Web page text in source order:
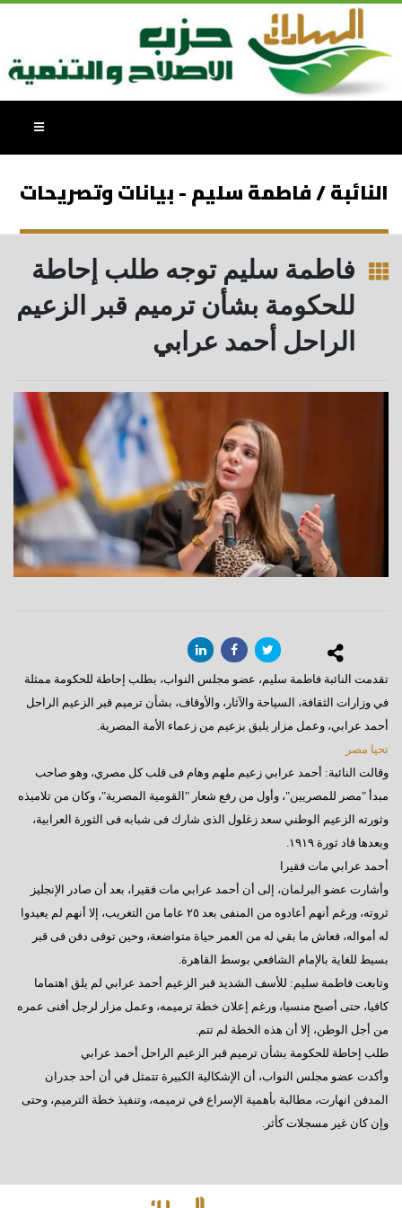
النائبة / فاطمة سليم - بيانات وتصريحات
فاطمة سليم توجه طلب إحاطة
للحكومة بشأن ترميم قبر الزعيم
الراحل أحمد عرابي
تقدمت النائبة فاطمة سليم، عضو مجلس النواب، بطلب إحاطة للحكومة ممثلة
في وزارات الثقافة، السياحة والآثار، والأوقاف، بشأن ترميم قبر الزعيم الراحل
أحمد عرابي، وعمل مزار يليق بزعيم من زعماء الأمة المصرية.
تحيا مصر
وقالت النائبة: أحمد عرابي زعيم ملهم وهام فى قلب كل مصري، وهو صاحب
مبدأ "مصر للمصريين"، وأول من رفع شعار "القومية المصرية"، وكان من تلاميذه
وثورته الزعيم الوطني سعد زغلول الذى شارك فى شبابه فى الثورة العرابية،
وبعدها قاد ثورة ١٩١٩.
أحمد عرابي مات فقيرا
وأشارت عضو البرلمان، إلى أن أحمد عرابي مات فقيرا، بعد أن صادر الإنجليز
ثروته، ورغم أنهم أعادوه من المنفى بعد ٢٥ عاما من التغريب، إلا أنهم لم يعيدوا
له أمواله، فعاش ما بقي له من العمر حياة متواضعة، وحين توفى دفن فى قبر
بسيط للغاية بالإمام الشافعي بوسط القاهرة.
وتابعت فاطمة سليم: للأسف الشديد قبر الزعيم أحمد عرابي لم يلق اهتماما
كافيا، حتى أصبح منسيا، ورغم إعلان خطة ترميمه، وعمل مزار لرجل أفنى عمره
من أجل الوطن، إلا أن هذه الخطة لم تتم.
طلب إحاطة للحكومة بشأن ترميم قبر الزعيم الراحل أحمد عرابي
وأكدت عضو مجلس النواب، أن الإشكالية الكبيرة تتمثل في أن أحد جدران
المدفن انهارت، مطالبة بأهمية الإسراع في ترميمه، وتنفيذ خطة الترميم، وحتى
وإن كان غير مسجلات كأثر.